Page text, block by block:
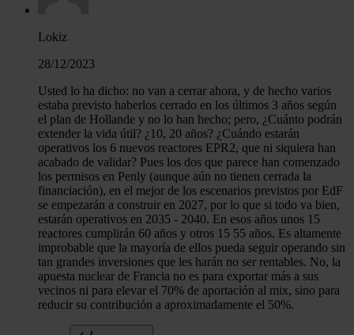
Lokiz
28/12/2023
Usted lo ha dicho: no van a cerrar ahora, y de hecho varios
estaba previsto haberlos cerrado en los últimos 3 años según
el plan de Hollande y no lo han hecho; pero, ¿Cuánto podrán
extender la vida útil? ¿10, 20 años? ¿Cuándo estarán
operativos los 6 nuevos reactores EPR2, que ni siquiera han
acabado de validar? Pues los dos que parece han comenzado
los permisos en Penly (aunque aún no tienen cerrada la
financiación), en el mejor de los escenarios previstos por EdF
se empezarán a construir en 2027, por lo que si todo va bien,
estarán operativos en 2035 - 2040. En esos años unos 15
reactores cumplirán 60 años y otros 15 55 años. Es altamente
improbable que la mayoría de ellos pueda seguir operando sin
tan grandes inversiones que les harán no ser rentables. No, la
apuesta nuclear de Francia no es para exportar más a sus
vecinos ni para elevar el 70% de aportación al mix, sino para
reducir su contribución a aproximadamente el 50%.